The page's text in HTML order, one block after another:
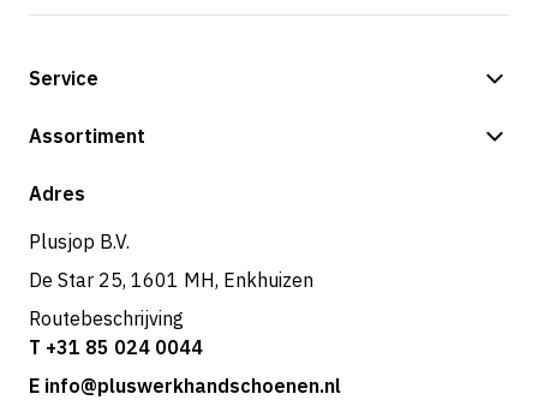
Service
Betalingsmogelijkheden
Retouren & service
Assortiment
Shop
Adres
Plusjop B.V.
De Star 25, 1601 MH, Enkhuizen
Routebeschrijving
T +31 85 024 0044
E info@pluswerkhandschoenen.nl